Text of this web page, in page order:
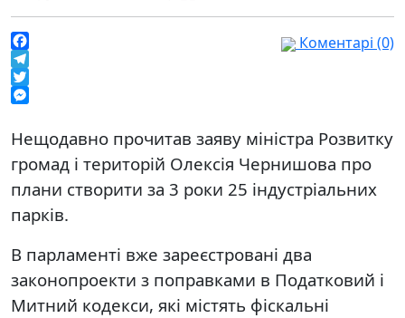
Facebook
Telegram
Twitter
Коментарі (0)
Нещодавно прочитав заяву міністра Розвитку
громад і територій Олексія Чернишова про
плани створити за 3 роки 25 індустріальних
парків.
В парламенті вже зареєстровані два
законопроекти з поправками в Податковий і
Митний кодекси, які містять фіскальні